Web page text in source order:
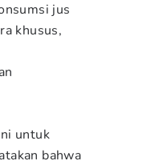
jus
khusus,
untuk
bahwa